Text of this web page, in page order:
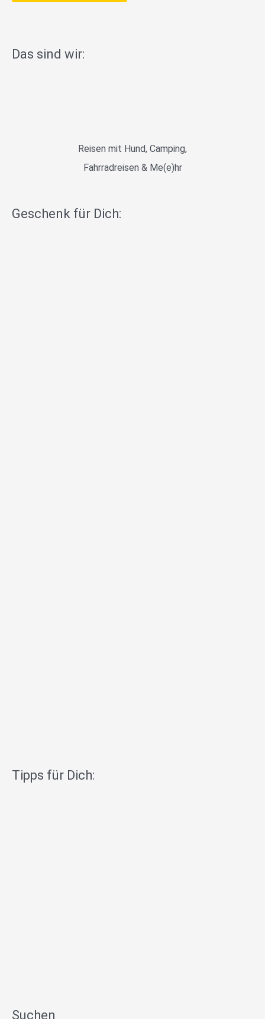
Das sind wir:
Reisen mit Hund, Camping,
Fahrradreisen & Me(e)hr
Geschenk für Dich:
Tipps für Dich:
Suchen